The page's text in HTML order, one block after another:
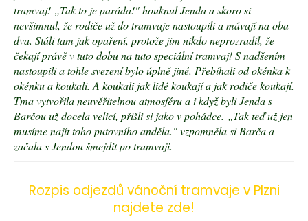
tramvaj! „Tak to je paráda!" houknul Jenda a skoro si
nevšimnul, že rodiče už do tramvaje nastoupili a mávají na oba
dva. Stáli tam jak opaření, protože jim nikdo neprozradil, že
čekají právě v tuto dobu na tuto speciální tramvaj! S nadšením
nastoupili a tohle svezení bylo úplně jiné. Přebíhali od okénka k
okénku a koukali. A koukali jak lidé koukají a jak rodiče koukají.
Tma vytvořila neuvěřitelnou atmosféru a i když byli Jenda s
Barčou už docela velicí, přišli si jako v pohádce. „Tak teď už jen
musíme najít toho putovního anděla." vzpomněla si Barča a
začala s Jendou šmejdit po tramvaji.
Rozpis odjezdů vánoční tramvaje v Plzni
najdete zde!
e
m
e